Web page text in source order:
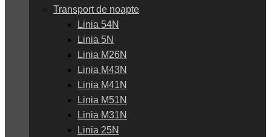
Transport de noapte
Linia 54N
Linia 5N
Linia M26N
Linia M43N
Linia M41N
Linia M51N
Linia M31N
Linia 25N